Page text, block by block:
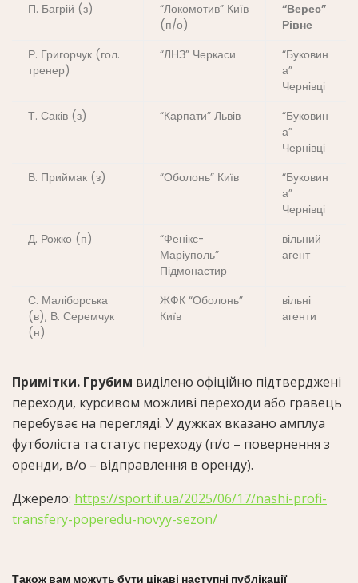
П. Багрій (з)
“Локомотив” Київ
(п/о)
“Верес”
Рівне
Р. Григорчук (гол.
тренер)
“ЛНЗ” Черкаси
“Буковин
а”
Чернівці
Т. Саків (з)
“Карпати” Львів
“Буковин
а”
Чернівці
В. Приймак (з)
“Оболонь” Київ
“Буковин
а”
Чернівці
Д. Рожко (п)
“Фенікс-
Маріуполь”
Підмонастир
вільний
агент
С. Маліборська
(в), В. Серемчук
(н)
ЖФК “Оболонь”
Київ
вільні
агенти
Примітки. Грубим виділено офіційно підтверджені
переходи, курсивом можливі переходи або гравець
перебуває на перегляді. У дужках вказано амплуа
футболіста та статус переходу (п/о – повернення з
оренди, в/о – відправлення в оренду).
Джерело: https://sport.if.ua/2025/06/17/nashi-profi-
transfery-poperedu-novyy-sezon/
Також вам можуть бути цікаві наступні публікації